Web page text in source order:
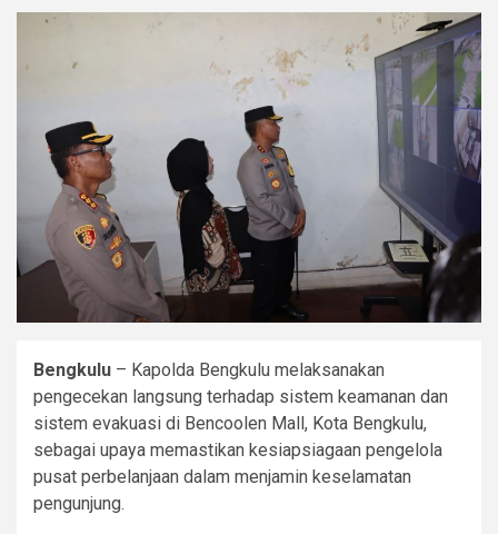
Bengkulu – Kapolda Bengkulu melaksanakan
pengecekan langsung terhadap sistem keamanan dan
sistem evakuasi di Bencoolen Mall, Kota Bengkulu,
sebagai upaya memastikan kesiapsiagaan pengelola
pusat perbelanjaan dalam menjamin keselamatan
pengunjung.